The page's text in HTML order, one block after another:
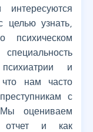
целью узнать,
и
нам часто
с
Мы оцениваем
отчет и как